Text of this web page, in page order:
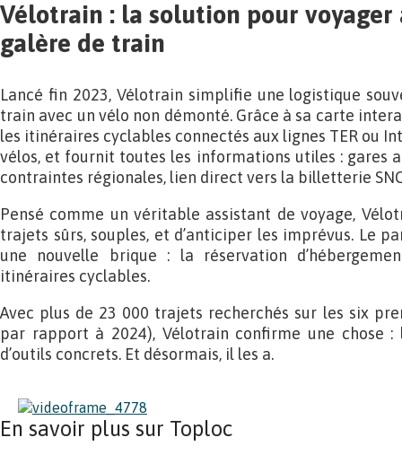
Vélotrain : la solution pour voyager
galère de train
Lancé fin 2023, Vélotrain simplifie une logistique
train avec un vélo non démonté. Grâce à sa carte
les itinéraires cyclables connectés aux lignes TER ou
vélos, et fournit toutes les informations utiles : gares
contraintes régionales, lien direct vers la billetterie
Pensé comme un véritable assistant de voyage,
trajets sûrs, souples, et d’anticiper les imprévus. Le
une nouvelle brique : la réservation
itinéraires cyclables.
Avec plus de 23 000 trajets recherchés sur les six
par rapport à 2024), Vélotrain confirme une chose
d’outils concrets. Et désormais, il les a.
En savoir plus sur Toploc